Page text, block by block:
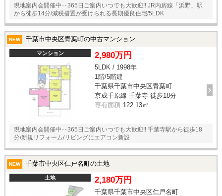
現地案内会開催中‥365日ご案内いつでも大歓迎!! JR内房線「浜野」駅
から徒歩14分/減税措置が受けられる長期優良住宅/5LDK
NEW 千葉市中央区青葉町の中古マンション
マンション 2,980万円
5LDK / 1998年
1階/5階建
千葉県千葉市中央区青葉町
京成千原線 千葉寺 徒歩18分
専有面積 122.13㎡
現地案内会開催中‥365日ご案内いつでも大歓迎!! 千葉寺駅から徒歩18
分/新規リフォーム/リビングにエアコン新設
NEW 千葉市中央区仁戸名町の土地
土地 2,180万円
千葉県千葉市中央区仁戸名町